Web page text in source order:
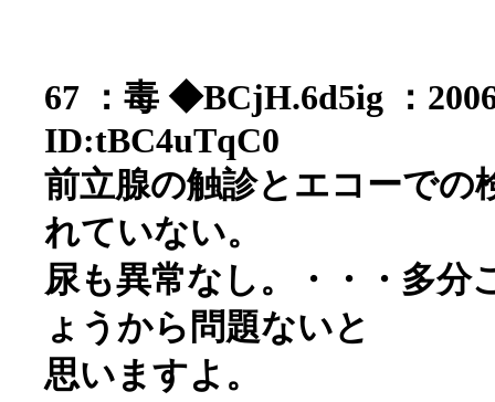
67 ：毒 ◆BCjH.6d5ig ：
ID:tBC4uTqC0
前立腺の触診とエコーでの
れていない。
尿も異常なし。・・・多分
ょうから問題ないと
思いますよ。